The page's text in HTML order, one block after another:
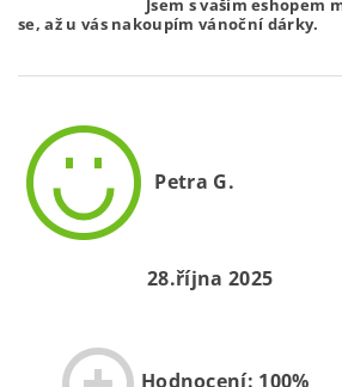
Jsem s vaším eshopem
se, až u vás nakoupím vánoční dárky.
28.října
Hodnocení: 100%